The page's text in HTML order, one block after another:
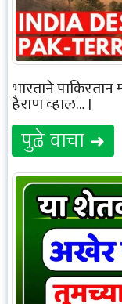
भारताने
हैराण व्हाल… |
पुढे वाचा ➜